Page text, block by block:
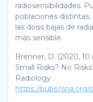
radiosensibilidades.
poblaciones
las dosis bajas de
más sensible.
Brenner, D. (2020,
Small Risks? No
Radiology.
https://pubs.rsna.org/